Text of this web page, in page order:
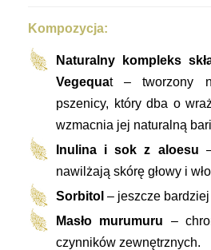
Kompozycja:
Naturalny kompleks
Vegequat – tworzony
pszenicy, który dba o
wzmacnia jej naturalną
Inulina i sok z aloesu
nawilżają skórę głowy i
Sorbitol – jeszcze bardziej
Masło murumuru –
czynników zewnętrznych.